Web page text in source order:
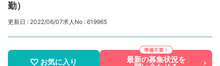
勤）
更新日 : 2022/06/07求人No : 619965
お気に入り 最新の募集状況を